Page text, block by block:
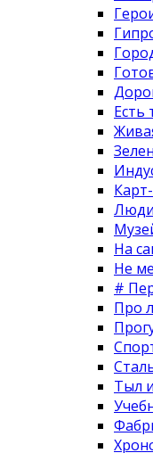
Есть
На
Не
#
Про
Тыл